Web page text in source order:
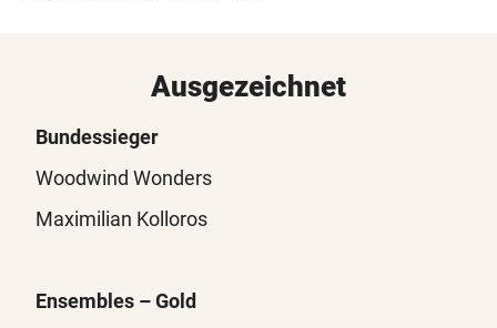
Ausgezeichnet
Bundessieger
Woodwind Wonders
Maximilian Kolloros
Ensembles – Gold